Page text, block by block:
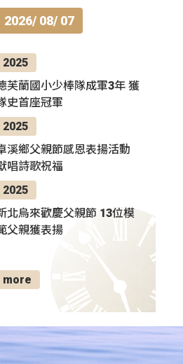
2026/ 08/ 07
2025
芙蘭國小少棒隊成軍3年 獲
史首座冠軍
2025
溪鄉父親節感恩表揚活動
唱詩歌祝福
2025
北烏來歡慶父親節 13位模
父親獲表揚
more